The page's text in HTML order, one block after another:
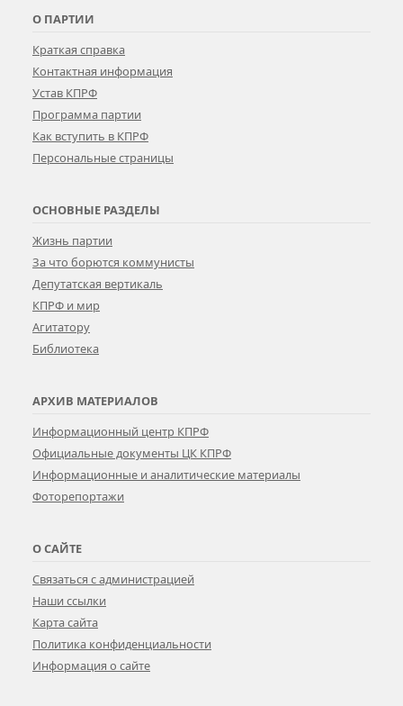
О ПАРТИИ
Краткая справка
Контактная информация
Устав КПРФ
Программа партии
Как вступить в КПРФ
Персональные страницы
ОСНОВНЫЕ РАЗДЕЛЫ
Жизнь партии
За что борются коммунисты
Депутатская вертикаль
КПРФ и мир
Агитатору
Библиотека
АРХИВ МАТЕРИАЛОВ
Информационный центр КПРФ
Официальные документы ЦК КПРФ
Информационные и аналитические материалы
Фоторепортажи
О САЙТЕ
Связаться с администрацией
Наши ссылки
Карта сайта
Политика конфиденциальности
Информация о сайте